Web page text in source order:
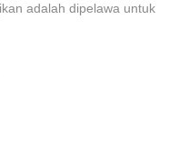
adalah dipelawa untuk